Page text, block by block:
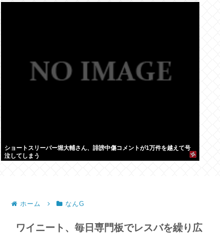
ショートスリーパー堀大輔さん、誹謗中傷コメントが1万件を越えて号
泣してしまう
ホーム なんG
ワイニート、毎日専門板でレスバを繰り広